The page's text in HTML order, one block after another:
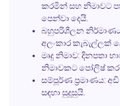
කරමින් සහ නිමාවට
පෙන්වා දෙයි.
බහුපරිශීලන
අලංකාර කැබැල්ලක්
මෘදු නිමාව: දිනපතා
නිමාවකට පෝලිෂ් කර
සම්පූර්ණ ප්‍රමාණය: අඩි
සඳහා සුදුසුයි.